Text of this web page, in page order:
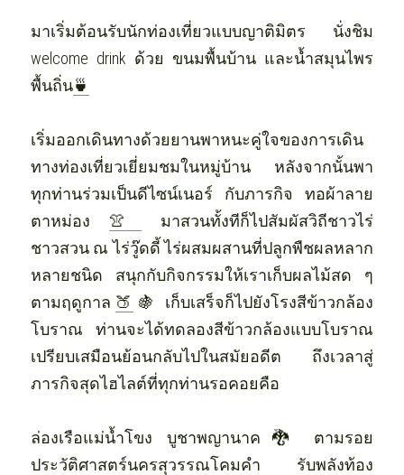
มาเริ่มต้อนรับนักท่องเที่ยวแบบญาติมิตร นั่งชิม
welcome drink ด้วย ขนมพื้นบ้าน และน้ำสมุนไพร
พื้นถิ่น🍵
เริ่มออกเดินทางด้วยยานพาหนะคู่ใจของการเดิน
ทางท่องเที่ยวเยี่ยมชมในหมู่บ้าน หลังจากนั้นพา
ทุกท่านร่วมเป็นดีไซน์เนอร์ กับภารกิจ ทอผ้าลาย
ตาหม่อง
👚
มาสวนทั้งทีก็ไปสัมผัสวิถีชาวไร่
ชาวสวน ณ ไร่วู๊ดดี้ ไร่ผสมผสานที่ปลูกพืชผลหลาก
หลายชนิด สนุกกับกิจกรรมให้เราเก็บผลไม้สด ๆ
ตามฤดูกาล 🍑 🍇  เก็บเสร็จก็ไปยังโรงสีข้าวกล้อง
โบราณ ท่านจะได้ทดลองสีข้าวกล้องแบบโบราณ
เปรียบเสมือนย้อนกลับไปในสมัยอดีต ถึงเวลาสู่
ภารกิจสุดไฮไลต์ที่ทุกท่านรอคอยคือ
ล่องเรือแม่น้ำโขง บูชาพญานาค🐉 ตามรอย
ประวัติศาสตร์นครสุวรรณโคมคำ รับพลังท้อง